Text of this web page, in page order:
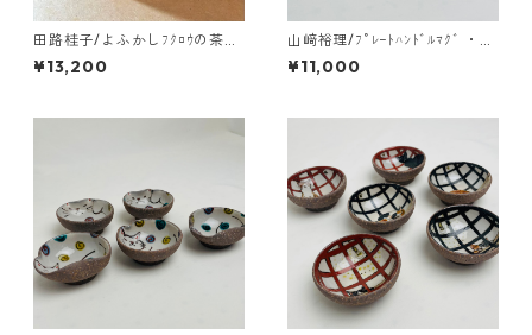
田路桂子/よふかしﾌｸﾛｳの茶香
炉
¥13,200
山﨑裕理/ﾌﾟﾚｰﾄﾊﾝﾄﾞﾙﾏｸﾞ ・ﾌﾞ
ﾚｰﾒﾝの音楽隊
¥11,000